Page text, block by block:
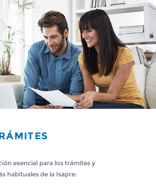
esencial para los trámites y
habituales de la Isapre: